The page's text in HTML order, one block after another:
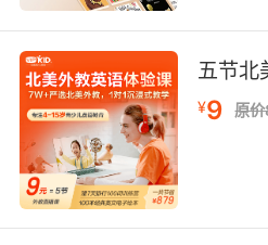
她妈妈坚持每天给她听英
片。到第五个月的某一天
地说出了“Can I have a
场的人都惊到了。她妈妈
得之前所有的等待都值了
来当唯一的标准。只要孩
英语内容，并且愿意参与
的。 选对陪伴的人，比选
五节北
¥9 原